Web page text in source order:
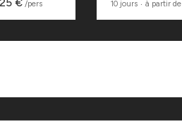
/pers 10 jours ‧ à partir de